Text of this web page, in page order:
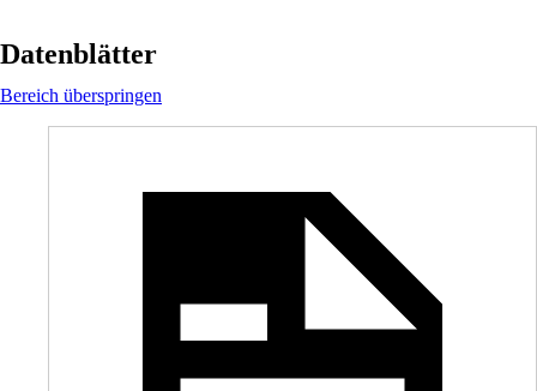
Datenblätter
Bereich überspringen